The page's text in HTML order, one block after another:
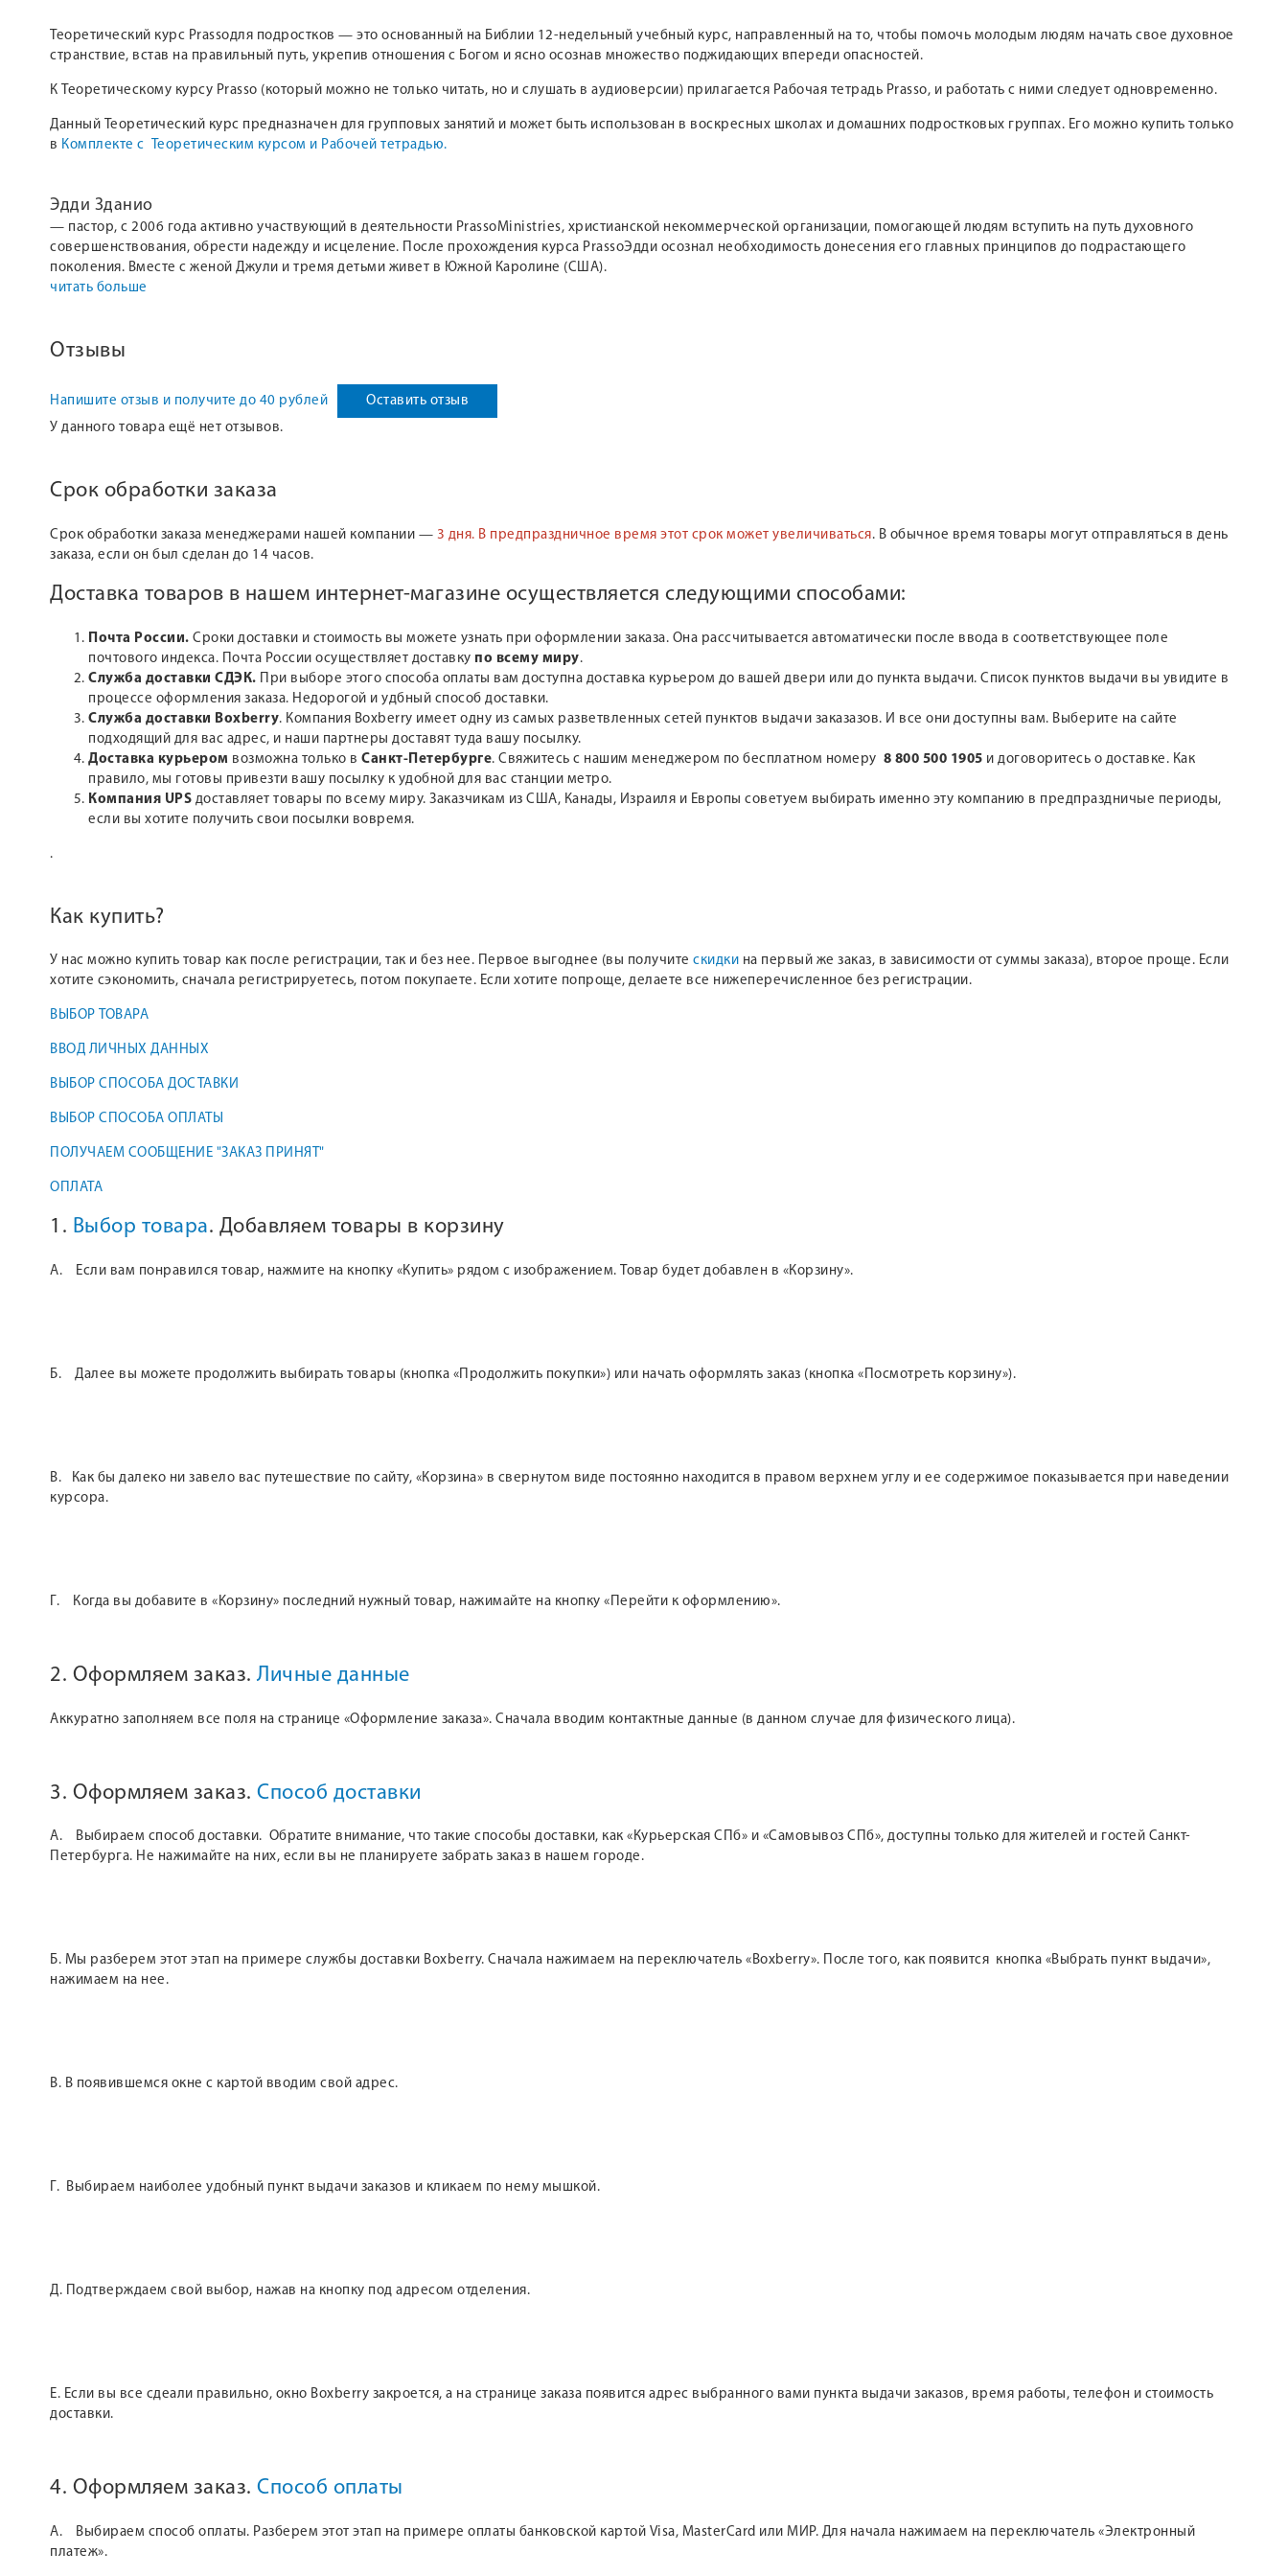
Теоретический курс Prassoдля подростков — это основанный на Библии 12-недельный учебный курс, направленный на то, чтобы помочь молодым людям начать свое духовное
странствие, встав на правильный путь, укрепив отношения с Богом и ясно осознав множество поджидающих впереди опасностей.
К Теоретическому курсу Prasso (который можно не только читать, но и слушать в аудиоверсии) прилагается Рабочая тетрадь Prasso, и работать с ними следует одновременно.
Данный Теоретический курс предназначен для групповых занятий и может быть использован в воскресных школах и домашних подростковых группах. Его можно купить только
в Комплекте с Теоретическим курсом и Рабочей тетрадью.
Эдди Зданио
— пастор, с 2006 года активно участвующий в деятельности PrassoMinistries, христианской некоммерческой организации, помогающей людям вступить на путь духовного
совершенствования, обрести надежду и исцеление. После прохождения курса PrassoЭдди осознал необходимость донесения его главных принципов до подрастающего
поколения. Вместе с женой Джули и тремя детьми живет в Южной Каролине (США).
читать больше
Отзывы
Напишите отзыв и получите до 40 рублей
Оставить отзыв
У данного товара ещё нет отзывов.
Срок обработки заказа
Срок обработки заказа менеджерами нашей компании — 3 дня. В предпраздничное время этот срок может увеличиваться. В обычное время товары могут отправляться в день
заказа, если он был сделан до 14 часов.
Доставка товаров в нашем интернет-магазине осуществляется следующими способами:
Почта России. Сроки доставки и стоимость вы можете узнать при оформлении заказа. Она рассчитывается автоматически после ввода в соответствующее поле
почтового индекса. Почта России осуществляет доставку по всему миру.
Служба доставки СДЭК. При выборе этого способа оплаты вам доступна доставка курьером до вашей двери или до пункта выдачи. Список пунктов выдачи вы увидите в
процессе оформления заказа. Недорогой и удбный способ доставки.
Служба доставки Boxberry. Компания Boxberry имеет одну из самых разветвленных сетей пунктов выдачи заказазов. И все они доступны вам. Выберите на сайте
подходящий для вас адрес, и наши партнеры доставят туда вашу посылку.
Доставка курьером возможна только в Санкт-Петербурге. Свяжитесь с нашим менеджером по бесплатном номеру 8 800 500 1905 и договоритесь о доставке. Как
правило, мы готовы привезти вашу посылку к удобной для вас станции метро.
Компания UPS доставляет товары по всему миру. Заказчикам из США, Канады, Израиля и Европы советуем выбирать именно эту компанию в предпраздничые периоды,
если вы хотите получить свои посылки вовремя.
.
Как купить?
У нас можно купить товар как после регистрации, так и без нее. Первое выгоднее (вы получите скидки на первый же заказ, в зависимости от суммы заказа), второе проще. Если
хотите сэкономить, сначала регистрируетесь, потом покупаете. Если хотите попроще, делаете все нижеперечисленное без регистрации.
ВЫБОР ТОВАРА
ВВОД ЛИЧНЫХ ДАННЫХ
ВЫБОР СПОСОБА ДОСТАВКИ
ВЫБОР СПОСОБА ОПЛАТЫ
ПОЛУЧАЕМ СООБЩЕНИЕ "ЗАКАЗ ПРИНЯТ"
ОПЛАТА
1. Выбор товара. Добавляем товары в корзину
А. Если вам понравился товар, нажмите на кнопку «Купить» рядом с изображением. Товар будет добавлен в «Корзину».
Б. Далее вы можете продолжить выбирать товары (кнопка «Продолжить покупки») или начать оформлять заказ (кнопка «Посмотреть корзину»).
В. Как бы далеко ни завело вас путешествие по сайту, «Корзина» в свернутом виде постоянно находится в правом верхнем углу и ее содержимое показывается при наведении
курсора.
Г. Когда вы добавите в «Корзину» последний нужный товар, нажимайте на кнопку «Перейти к оформлению».
2. Оформляем заказ. Личные данные
Аккуратно заполняем все поля на странице «Оформление заказа». Сначала вводим контактные данные (в данном случае для физического лица).
3. Оформляем заказ. Способ доставки
А. Выбираем способ доставки. Обратите внимание, что такие способы доставки, как «Курьерская СПб» и «Самовывоз СПб», доступны только для жителей и гостей Санкт-
Петербурга. Не нажимайте на них, если вы не планируете забрать заказ в нашем городе.
Б. Мы разберем этот этап на примере службы доставки Boxberry. Сначала нажимаем на переключатель «Boxberry». После того, как появится кнопка «Выбрать пункт выдачи»,
нажимаем на нее.
В. В появившемся окне с картой вводим свой адрес.
Г. Выбираем наиболее удобный пункт выдачи заказов и кликаем по нему мышкой.
Д. Подтверждаем свой выбор, нажав на кнопку под адресом отделения.
Е. Если вы все сдеали правильно, окно Boxberry закроется, а на странице заказа появится адрес выбранного вами пункта выдачи заказов, время работы, телефон и стоимость
доставки.
4. Оформляем заказ. Способ оплаты
А. Выбираем способ оплаты. Разберем этот этап на примере оплаты банковской картой Visa, MasterCard или МИР. Для начала нажимаем на переключатель «Электронный
платеж».